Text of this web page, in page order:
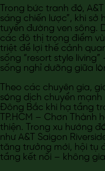
Trong bức tranh đó,
sáng chiến lược”, khi
tuyến đường ven sông.
các đô thị trọng điểm
triệt để lợi thế cảnh
sống “resort style
sống nghỉ dưỡng giữa
Theo các chuyên gia,
sóng dịch chuyển
Đông Bắc khi hạ tầng
TP.HCM – Chơn
thiện. Trong xu hướng
như A&T Saigon
tăng trưởng mới, hội tụ
tầng kết nối – không